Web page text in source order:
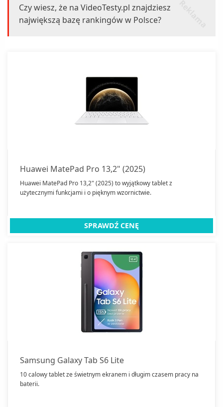
Czy wiesz, że na VideoTesty.pl znajdziesz
największą bazę rankingów w Polsce?
Huawei MatePad Pro 13,2" (2025)
Huawei MatePad Pro 13,2" (2025) to wyjątkowy tablet z
użytecznymi funkcjami i o pięknym wzornictwie.
SPRAWDŹ CENĘ
Samsung Galaxy Tab S6 Lite
10 calowy tablet ze świetnym ekranem i długim czasem pracy na
baterii.